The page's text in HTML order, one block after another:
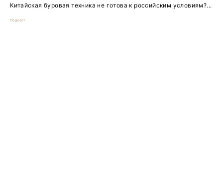
Китайская буровая техника не готова к российским условиям?...
Подкаст